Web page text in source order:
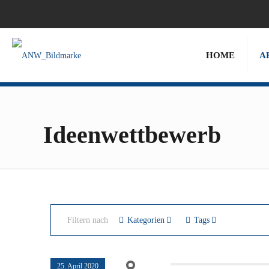
HOME
Ideenwettbewerb
Filtern nach Kategorien Tags
25. April 2020